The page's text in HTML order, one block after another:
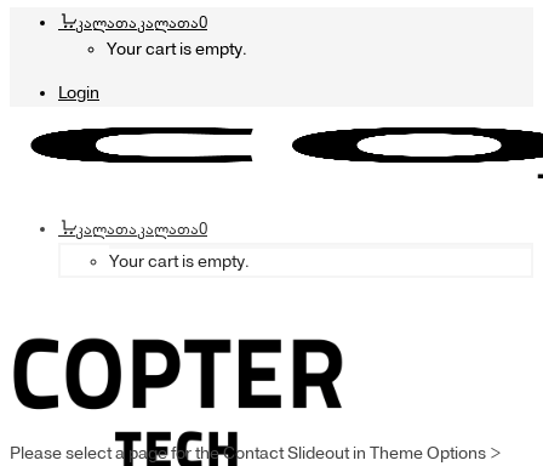
კალათაკალათა0
Your cart is empty.
Login
კალათაკალათა0
Your cart is empty.
Please select a page for the Contact Slideout in Theme Options >